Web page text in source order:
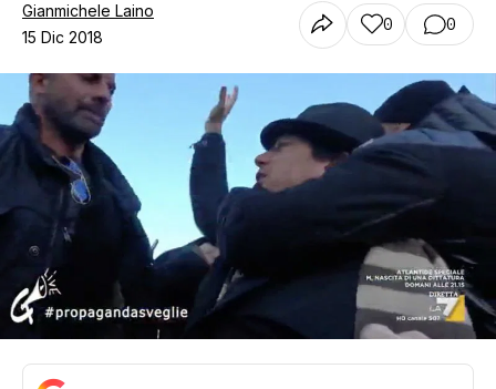
Gianmichele Laino
15 Dic 2018
0 0